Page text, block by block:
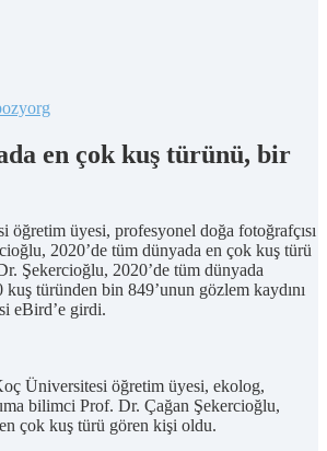
en çok kuş türünü, bir
üyesi, profesyonel doğa fotoğrafçısı
2020’de tüm dünyada en çok kuş türü
Şekercioğlu, 2020’de tüm dünyada
türünden bin 849’unun gözlem kaydını
eBird’e girdi.
Üniversitesi öğretim üyesi, ekolog,
bilimci Prof. Dr. Çağan Şekercioğlu,
çok kuş türü gören kişi oldu.